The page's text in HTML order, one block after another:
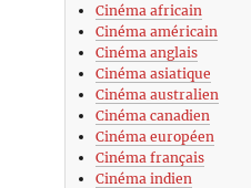
Cinéma africain
Cinéma américain
Cinéma anglais
Cinéma asiatique
Cinéma australien
Cinéma canadien
Cinéma européen
Cinéma français
Cinéma indien